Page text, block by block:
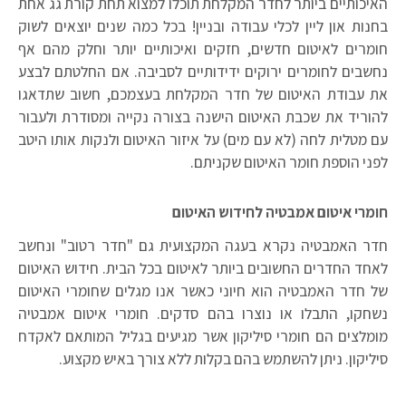
בחנות און ליין לכלי עבודה ובניין! בכל כמה שנים יוצאים לשוק
חומרים לאיטום חדשים, חזקים ואיכותיים יותר וחלק מהם אף
נחשבים לחומרים ירוקים ידידותיים לסביבה. אם החלטתם לבצע
את עבודת האיטום של חדר המקלחת בעצמכם, חשוב שתדאגו
להוריד את שכבת האיטום הישנה בצורה נקייה ומסודרת ולעבור
עם מטלית לחה (לא עם מים) על איזור האיטום ולנקות אותו היטב
לפני הוספת חומר האיטום שקניתם.
חומרי איטום אמבטיה לחידוש האיטום
חדר האמבטיה נקרא בעגה המקצועית גם "חדר רטוב" ונחשב
לאחד החדרים החשובים ביותר לאיטום בכל הבית. חידוש האיטום
של חדר האמבטיה הוא חיוני כאשר אנו מגלים שחומרי האיטום
נשחקו, התבלו או נוצרו בהם סדקים. חומרי איטום אמבטיה
מומלצים הם חומרי סיליקון אשר מגיעים בגליל המותאם לאקדח
סיליקון. ניתן להשתמש בהם בקלות ללא צורך באיש מקצוע.